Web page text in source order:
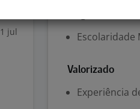
1 jul Escolaridade
Valorizado
Experiência